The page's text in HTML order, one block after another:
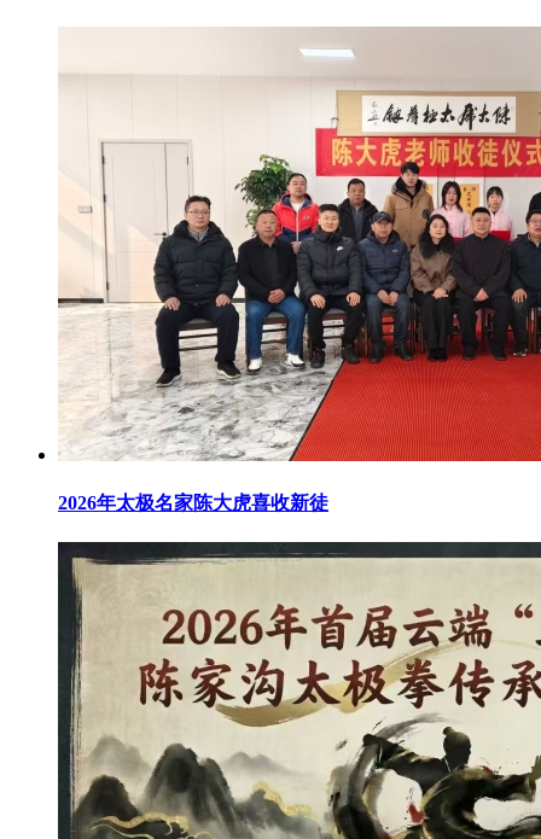
2026年太极名家陈大虎喜收新徒